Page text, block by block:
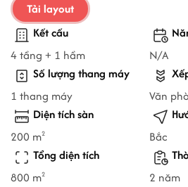
Tải layout
Kết cấu
4 tầng + 1 hầm
N/A
Số lượng thang máy
1 thang máy
Văn
Diện tích sàn
200 m2
Bắc
Tổng diện tích
800 m2
2 năm